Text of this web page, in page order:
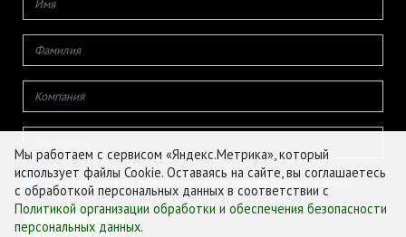
Даю согласие на обработку своих персональных данных
Мы работаем с сервисом «Яндекс.Метрика», который
использует файлы Cookie. Оставаясь на сайте, вы соглашаетесь
с обработкой персональных данных в соответствии с
Политикой организации обработки и обеспечения безопасности
персональных данных.